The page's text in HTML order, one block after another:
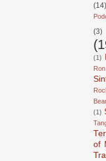
(14)
(3)
(1)
(1)
of